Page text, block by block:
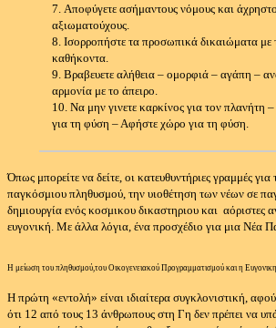
7. Αποφύγετε ασήμαντους νόμους και
αξιωματούχους.
8. Ισορροπήστε τα προσωπικά δικαιώματα με
καθήκοντα.
9. Βραβευετε αλήθεια – ομορφιά – αγάπη –
αρμονία με το άπειρο.
10. Να μην γινετε καρκίνος για τον πλανήτη
για τη φύση – Αφήστε χώρο για τη φύση.
Όπως μπορείτε να δείτε, οι κατευθυντήριες γραμμές
παγκόσμιου πληθυσμού, την υιοθέτηση των νέων σε
δημιουργία ενός κοσμικου δικαστηριου και αόριστες
ευγονική. Με άλλα λόγια, ένα προσχέδιο για μια Νέα
Η μείωση του πληθυσμού,του Οικογενειακού Προγραμματισμού και η Ευγονικη
Η πρώτη «εντολή» είναι ιδιαίτερα συγκλονιστική,
ότι 12 από τους 13 άνθρωπους στη Γη δεν πρέπει να